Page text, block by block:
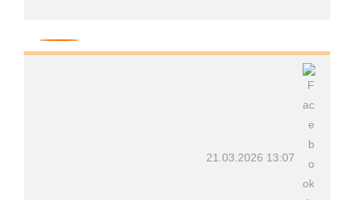
21.03.2026 13:07